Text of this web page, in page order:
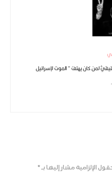
لمن كان يهتفُ ” الموت لإسرائيل
الإلزامية مشار إليها بـ*